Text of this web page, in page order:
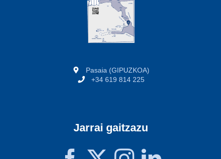
Pasaia (GIPUZKOA)
+34 619 814 225
Jarrai gaitzazu